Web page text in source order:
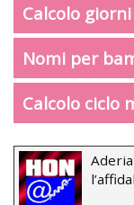
Calcolo
Nomi per
Calcolo ciclo